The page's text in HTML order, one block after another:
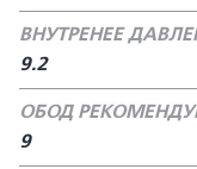
ВНУТРЕНЕЕ
9.2
ОБОД
9